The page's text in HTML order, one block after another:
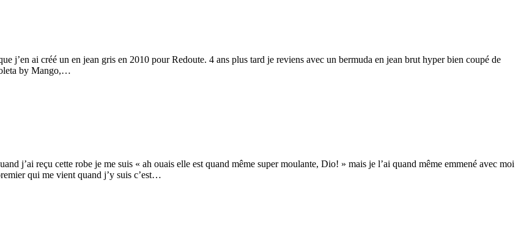
j’en ai créé un en jean gris en 2010 pour Redoute. 4 ans plus tard je reviens avec un bermuda en jean brut hyper bien coupé de
by Mango,…
j’ai reçu cette robe je me suis « ah ouais elle est quand même super moulante, Dio! » mais je l’ai quand même emmené avec moi
qui me vient quand j’y suis c’est…